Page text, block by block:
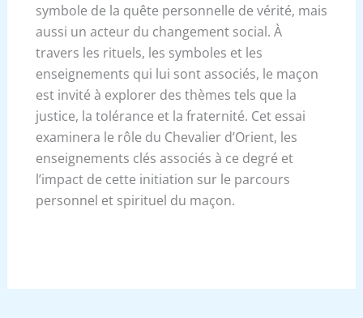
symbole de la quête personnelle de vérité, mais
aussi un acteur du changement social. À
travers les rituels, les symboles et les
enseignements qui lui sont associés, le maçon
est invité à explorer des thèmes tels que la
justice, la tolérance et la fraternité. Cet essai
examinera le rôle du Chevalier d’Orient, les
enseignements clés associés à ce degré et
l’impact de cette initiation sur le parcours
personnel et spirituel du maçon.